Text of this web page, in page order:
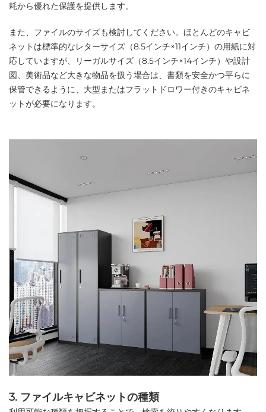
耗から優れた保護を提供します。
また、ファイルのサイズも検討してください。ほとんどのキャビ
ネットは標準的なレターサイズ（8.5インチ×11インチ）の用紙に対
応していますが、リーガルサイズ（8.5インチ×14インチ）や設計
図、美術品など大きな物品を扱う場合は、書類を安全かつ平らに
保管できるように、大型またはフラットドロワー付きのキャビネ
ットが必要になります。
3. ファイルキャビネットの種類